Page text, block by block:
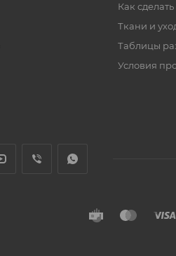
Как сделать
Ткани и
Таблицы
Условия